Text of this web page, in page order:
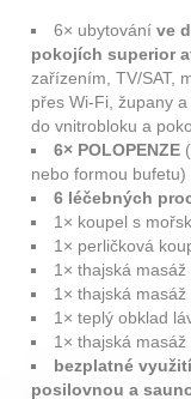
6× ubytování ve
pokojích superior
zařízením, TV/SAT,
přes Wi-Fi, župany
do vnitrobloku a
6× POLOPENZE
nebo formou bufetu)
6 léčebných
1× koupel s
1× perličková
1× thajská
1× thajská
1× teplý obklad
1× thajská
bezplatné
posilovnou a